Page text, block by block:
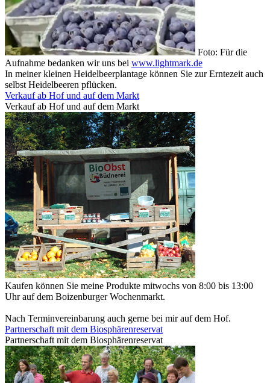
Foto: Für die
Aufnahme bedanken wir uns bei www.lightmark.de
In meiner kleinen Heidelbeerplantage können Sie zur Erntezeit auch
selbst Heidelbeeren pflücken.
Verkauf ab Hof und auf dem Markt
Verkauf ab Hof und auf dem Markt
Kaufen können Sie meine Produkte mitwochs von 8:00 bis 13:00
Uhr auf dem Boizenburger Wochenmarkt.
Nach Terminvereinbarung auch gerne bei mir auf dem Hof.
Partnerschaft mit dem Biosphärenreservat
Partnerschaft mit dem Biosphärenreservat